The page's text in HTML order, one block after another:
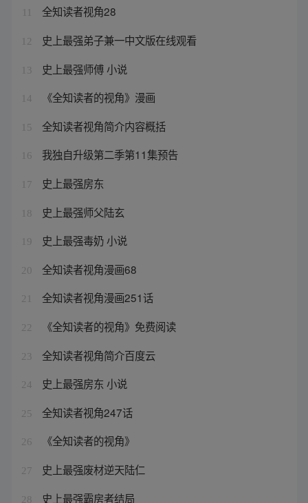
全知读者视角28
12 史上最强弟子兼一中文版在线观看
13 史上最强师傅 小说
14 《全知读者的视角》漫画
15 全知读者视角简介内容概括
16 我独自升级第二季第11集预告
17 史上最强房东
18 史上最强师父陆玄
19 史上最强毒奶 小说
20 全知读者视角漫画68
21 全知读者视角漫画251话
22 《全知读者的视角》免费阅读
23 全知读者视角简介百度云
24 史上最强房东 小说
25 全知读者视角247话
26 《全知读者的视角》
27 史上最强废材逆天陆仁
28 史上最强霸房者结局